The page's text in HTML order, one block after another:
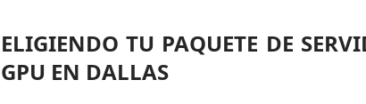
ELIGIENDO TU PAQUETE DE
GPU EN DALLAS